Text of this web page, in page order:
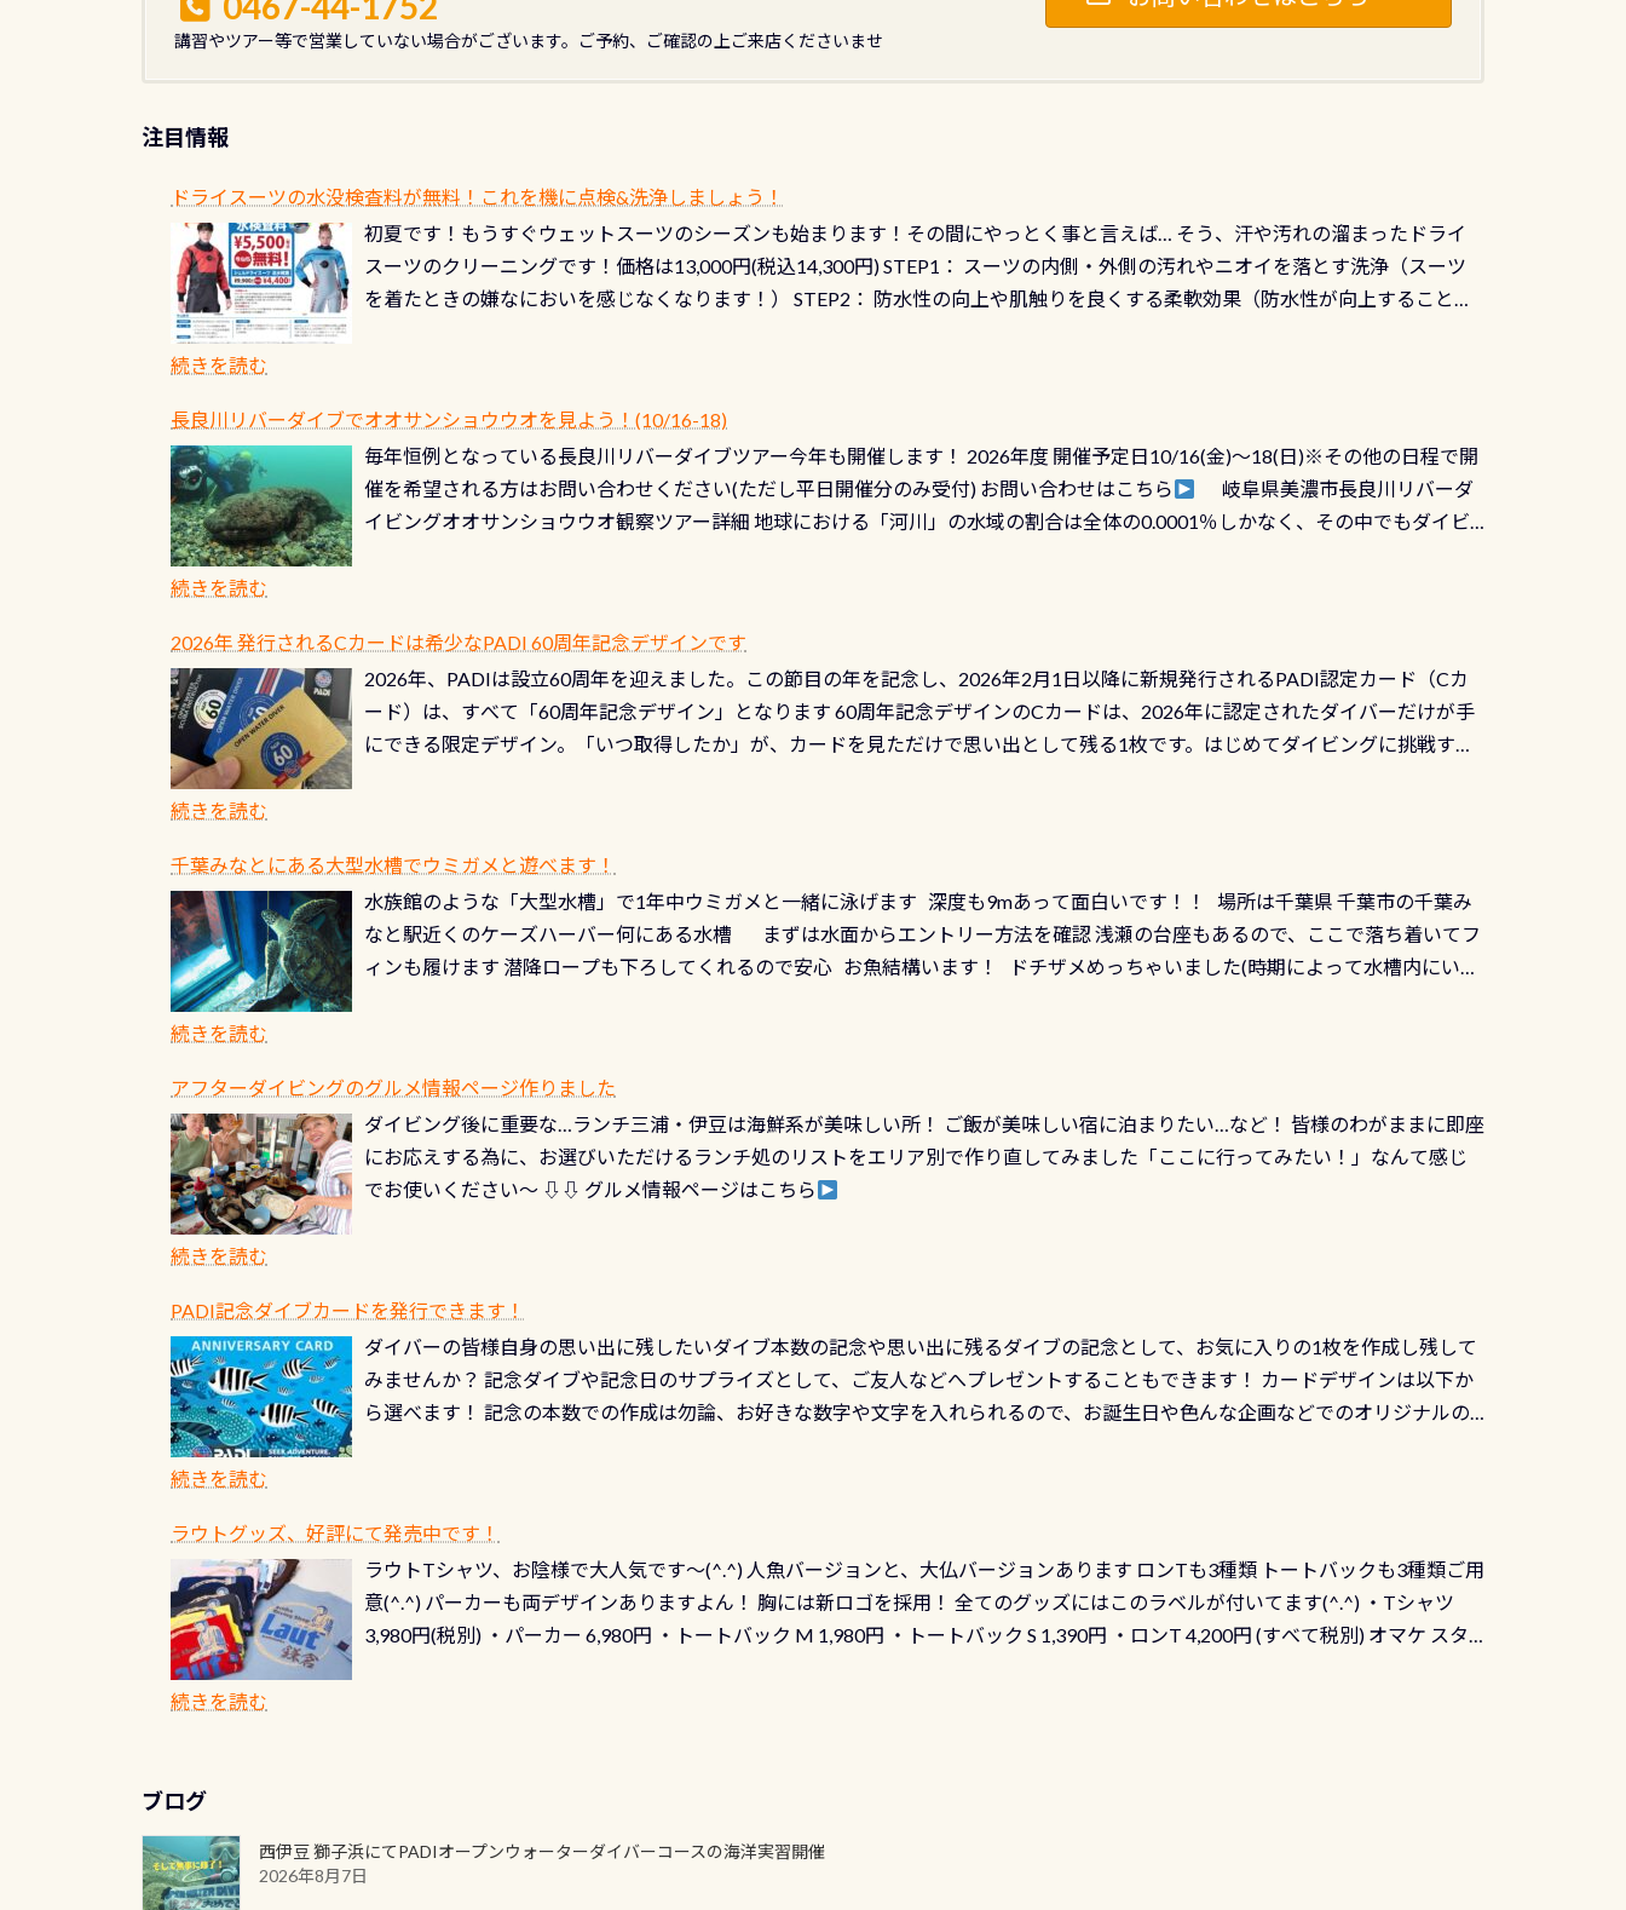
講習やツアー等で営業していない場合がございます。ご予約、ご確認の上ご来店くださいませ
注目情報
ドライスーツの水没検査料が無料！これを機に点検&洗浄しましょう！
初夏です！もうすぐウェットスーツのシーズンも始まります！その間にやっとく事と言えば… そう、汗や汚れの溜まったドライ
スーツのクリーニングです！価格は13,000円(税込14,300円) STEP1： スーツの内側・外側の汚れやニオイを落とす洗浄（スーツ
を着たときの嫌なにおいを感じなくなります！） STEP2： 防水性の向上や肌触りを良くする柔軟効果（防水性が向上することで
ル(穴)がないか確認冬になり、使い始めてから水漏れする…ってのは避けましょう！実際水につけて水検査して調べます ●給気バ
ルブのオーバーホール排気バルブは、ドライスーツクリーニングの際に行うのですが、空気を送り込む「給気バルブ」のオーバ
ーホールも非常に大切です BCDで言うと給気ボタンの点検と一緒な訳ですから、ボタンが潮噛みしてドライスーツに空気が入り
過ぎて急浮上…なんて事がないようにしっかり点検しましょう！まだした事がない方はこれを機会に是非やってください！！ ●
点検をする度に1行目の「水漏れ検査代」が5,500円掛かります そこで下記のキャンペーンを利用してみてはどうでしょうか？
8/31までの間に、ドライスーツの点検・オーバーホールを出して頂いた方は、上記の水検査料5,500円がなんと無料になります！
ドライスーツクリーニングだけでも出そうと思ってる方は、セットでこの水検査も出しましょう！そし続きを読む
続きを読む
長良川リバーダイブでオオサンショウウオを見よう！(10/16-18)
毎年恒例となっている長良川リバーダイブツアー今年も開催します！ 2026年度 開催予定日10/16(金)～18(日)※その他の日程で開
催を希望される方はお問い合わせください(ただし平日開催分のみ受付) お問い合わせはこちら
岐阜県美濃市長良川リバーダ
イビングオオサンショウウオ観察ツアー詳細 地球における「河川」の水域の割合は全体の0.0001％しかなく、その中でもダイビ
ませ 6月から10月の間で開催しております 長良川ってどんな川？ 長良川は日本三大清流(四万十川、柿田川)の１つに数えられ
る清流（水質汚染の少ない、または無い川のこと）で岐阜県の郡上市に始まり、美濃を経て伊勢湾に流れます1985年には環境省
の「名水100選」にまた2001年には「日本の水浴場88選」に全国で唯一河川で選ばれた清流です川にしては珍しく、水深が深い
ところでは12mほどあり十分ダイビングを楽しむことが出来ます 川原からのエントリーエキジットは正に大自然の中でのダイビ
ダウンカレントが発生している箇所などもあり、なかなか海では見られない光景です 透明度の良い川を数百メートルドリフトす
る(流される)のは快感です！ 特別天然記念物「オオサンショウウオ」が見れる 長良川ダイビング最大の見どころがこの特別天然
記念物の「オオサンショウウオ」です 大きなものでは体長1mを超える世界最大の両生類です個体数が少なくかなり貴重な生物で
すが、ここ長良川ではかなりの確立で見ることが出来ます特別天然記念物と言えば他には「 続きを読む
続きを読む
2026年 発行されるCカードは希少なPADI 60周年記念デザインです
2026年、PADIは設立60周年を迎えました。この節目の年を記念し、2026年2月1日以降に新規発行されるPADI認定カード（Cカ
ード）は、すべて「60周年記念デザイン」となります 60周年記念デザインのCカードは、2026年に認定されたダイバーだけが手
にできる限定デザイン。「いつ取得したか」が、カードを見ただけで思い出として残る1枚です。はじめてダイビングに挑戦する
終営業日までの発行分 【注意事項】※ PADI Freediver、Mermaid、EFR、TECなど特別プログラムの専用カードが発行されるもの
やオリジナルカード対象のディスティンクティブ・スペシャルティ、AWAREデザインカードを申し込みの方は対象外となりま
す。 ※ 2026年12月の認定でも、2027年1月以降に発行されるカードは通常デザインとなります ダイビングは、始めた「年」も
思い出になる ダイビングを始めるきっかけは人それぞれ。でも、「いつ始めたか」は、あとから振り返ると大切な思い出になり
も、ワクワクが続く60周年限定企画です。コースを修了されたら、ぜひ参加してみてくださいね 毎月60名様、年間720名様に
PADIグッズが当たるチャンス 受講したPADIダイブセンター／リゾートが用意したオリジナル景品が当たることも！ PADIデジタ
ルくじに参加する
続きを読む
千葉みなとにある大型水槽でウミガメと遊べます！
水族館のような「大型水槽」で1年中ウミガメと一緒に泳げます 深度も9mあって面白いです！！ 場所は千葉県 千葉市の千葉み
なと駅近くのケーズハーバー何にある水槽 まずは水面からエントリー方法を確認 浅瀬の台座もあるので、ここで落ち着いてフ
ィンも履けます 潜降ロープも下ろしてくれるので安心 お魚結構います！ ドチザメめっちゃいました(時期によって水槽内にいる
楽しみ頂けます 反対側の窓からも見ることが出来るので、付き添いの方とも記念撮影も出来ますよ スキンダイビングでも参加
できます！ かなり楽しめます是非ご参加ください！ 写真撮影の練習や、4時間たっぷり利用出来るので、普通に中性浮力の練習
にもなりますヨ 料金等、詳しくは 詳細はこちら
続きを読む
アフターダイビングのグルメ情報ページ作りました
ダイビング後に重要な…ランチ三浦・伊豆は海鮮系が美味しい所！ ご飯が美味しい宿に泊まりたい…など！ 皆様のわがままに即座
にお応えする為に、お選びいただけるランチ処のリストをエリア別で作り直してみました「ここに行ってみたい！」なんて感じ
でお使いください～ ⇩⇩ グルメ情報ページはこちら
続きを読む
PADI記念ダイブカードを発行できます！
ダイバーの皆様自身の思い出に残したいダイブ本数の記念や思い出に残るダイブの記念として、お気に入りの1枚を作成し残して
みませんか？ 記念ダイブや記念日のサプライズとして、ご友人などへプレゼントすることもできます！ カードデザインは以下か
ら選べます！ 記念の本数での作成は勿論、お好きな数字や文字を入れられるので、お誕生日や色んな企画などでのオリジナルの
続きを読む
ラウトグッズ、好評にて発売中です！
ラウトTシャツ、お陰様で大人気です～(^.^) 人魚バージョンと、大仏バージョンあります ロンTも3種類 トートバックも3種類ご用
意(^.^) パーカーも両デザインありますよん！ 胸には新ロゴを採用！ 全てのグッズにはこのラベルが付いてます(^.^) ・Tシャツ
3,980円(税別) ・パーカー 6,980円 ・トートバック M 1,980円 ・トートバック S 1,390円 ・ロンT 4,200円 (すべて税別) オマケ スタ
続きを読む
ブログ
西伊豆 獅子浜にてPADIオープンウォーターダイバーコースの海洋実習開催
2026年8月7日